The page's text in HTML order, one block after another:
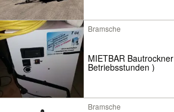
Bramsche
MIETBAR Bautrockner ab 7,50€ pro 24Bh (
Betriebsstunden )
Bramsche